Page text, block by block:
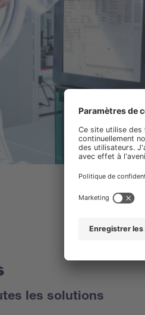
les solutions